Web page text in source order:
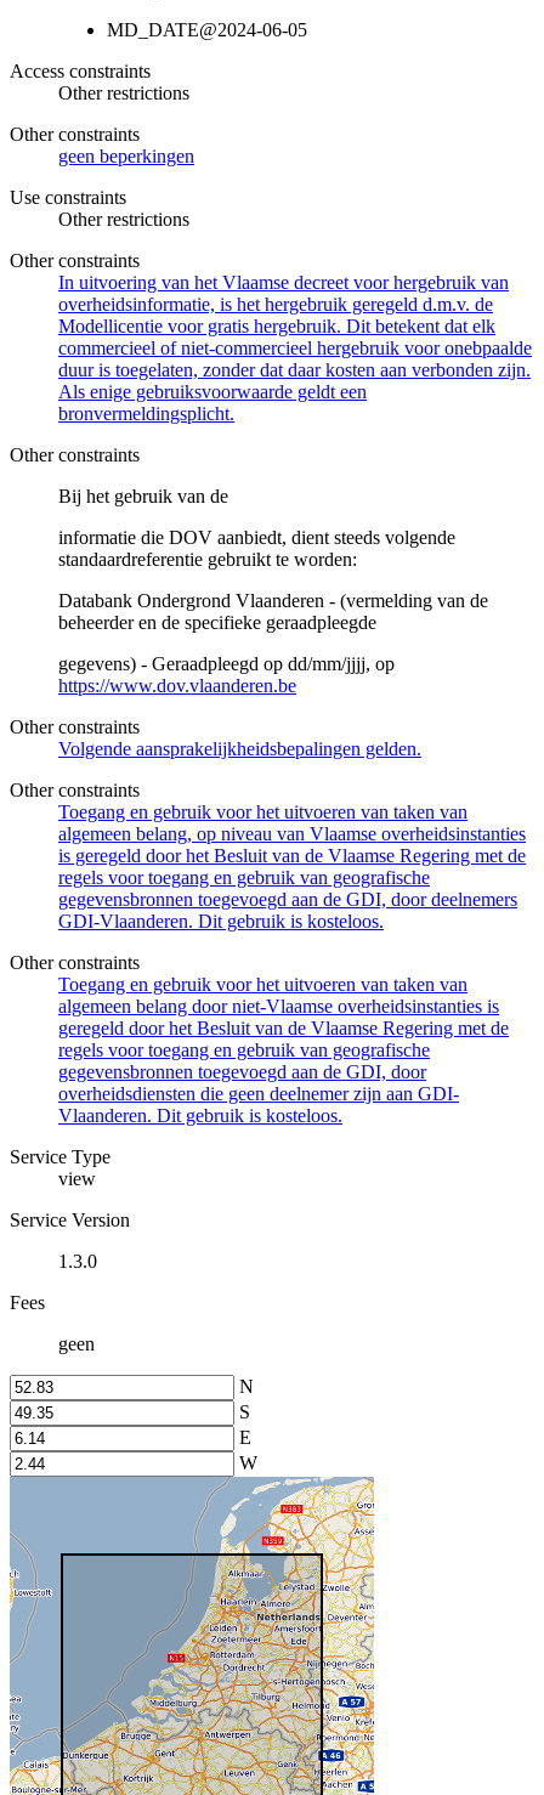
MD_DATE@2024-06-05
Access constraints
Other restrictions
Other constraints
geen beperkingen
Use constraints
Other restrictions
Other constraints
In uitvoering van het Vlaamse decreet voor hergebruik van
overheidsinformatie, is het hergebruik geregeld d.m.v. de
Modellicentie voor gratis hergebruik. Dit betekent dat elk
commercieel of niet-commercieel hergebruik voor onebpaalde
duur is toegelaten, zonder dat daar kosten aan verbonden zijn.
Als enige gebruiksvoorwaarde geldt een
bronvermeldingsplicht.
Other constraints
Bij het gebruik van de
informatie die DOV aanbiedt, dient steeds volgende
standaardreferentie gebruikt te worden:
Databank Ondergrond Vlaanderen - (vermelding van de
beheerder en de specifieke geraadpleegde
gegevens) - Geraadpleegd op dd/mm/jjjj, op
https://www.dov.vlaanderen.be
Other constraints
Volgende aansprakelijkheidsbepalingen gelden.
Other constraints
Toegang en gebruik voor het uitvoeren van taken van
algemeen belang, op niveau van Vlaamse overheidsinstanties
is geregeld door het Besluit van de Vlaamse Regering met de
regels voor toegang en gebruik van geografische
gegevensbronnen toegevoegd aan de GDI, door deelnemers
GDI-Vlaanderen. Dit gebruik is kosteloos.
Other constraints
Toegang en gebruik voor het uitvoeren van taken van
algemeen belang door niet-Vlaamse overheidsinstanties is
geregeld door het Besluit van de Vlaamse Regering met de
regels voor toegang en gebruik van geografische
gegevensbronnen toegevoegd aan de GDI, door
overheidsdiensten die geen deelnemer zijn aan GDI-
Vlaanderen. Dit gebruik is kosteloos.
Service Type
view
Service Version
1.3.0
Fees
geen
N
S
E
W